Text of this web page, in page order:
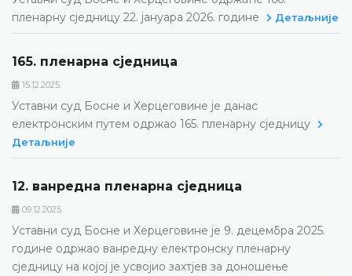
пленарну сједницу 22. јануара 2026. године
Детаљније
165. пленарна сједницa
15.12.2025.
Уставни суд Босне и Херцеговине је данас
електронским путем одржао 165. пленарну сједницу
Детаљније
12. ванредна пленарна сједница
09.12.2025.
Уставни суд Босне и Херцеговине је 9. децембра 2025.
године одржао ванредну електронску пленарну
сједницу на којој је усвојио захтјев за доношење